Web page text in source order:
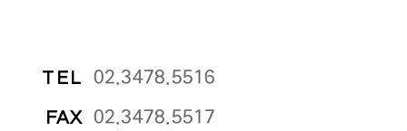
TEL 02.3478.5516
FAX 02.3478.5517